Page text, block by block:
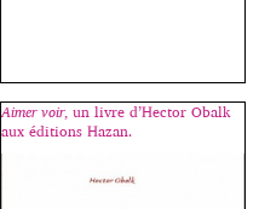
Aimer voir, un livre d’Hector Obalk
aux éditions Hazan.